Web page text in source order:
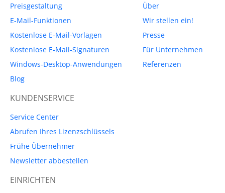
Preisgestaltung
E-Mail-Funktionen
Kostenlose E-Mail-Vorlagen
Kostenlose E-Mail-Signaturen
Windows-Desktop-Anwendungen
Blog
Über
Wir stellen ein!
Presse
Für Unternehmen
Referenzen
KUNDENSERVICE
Service Center
Abrufen Ihres Lizenzschlüssels
Frühe Übernehmer
Newsletter abbestellen
EINRICHTEN